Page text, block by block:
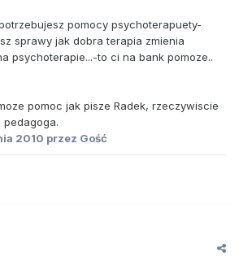
pomocy psychoterapuety-
sprawy jak dobra terapia zmienia
psychoterapie...-to ci na bank pomoze..
pomoc jak pisze Radek, rzeczywiscie
2010 przez Gość